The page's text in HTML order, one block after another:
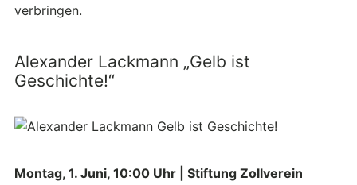
verbringen.
Alexander Lackmann „Gelb ist
Geschichte!“
Montag, 1. Juni, 10:00 Uhr | Stiftung Zollverein